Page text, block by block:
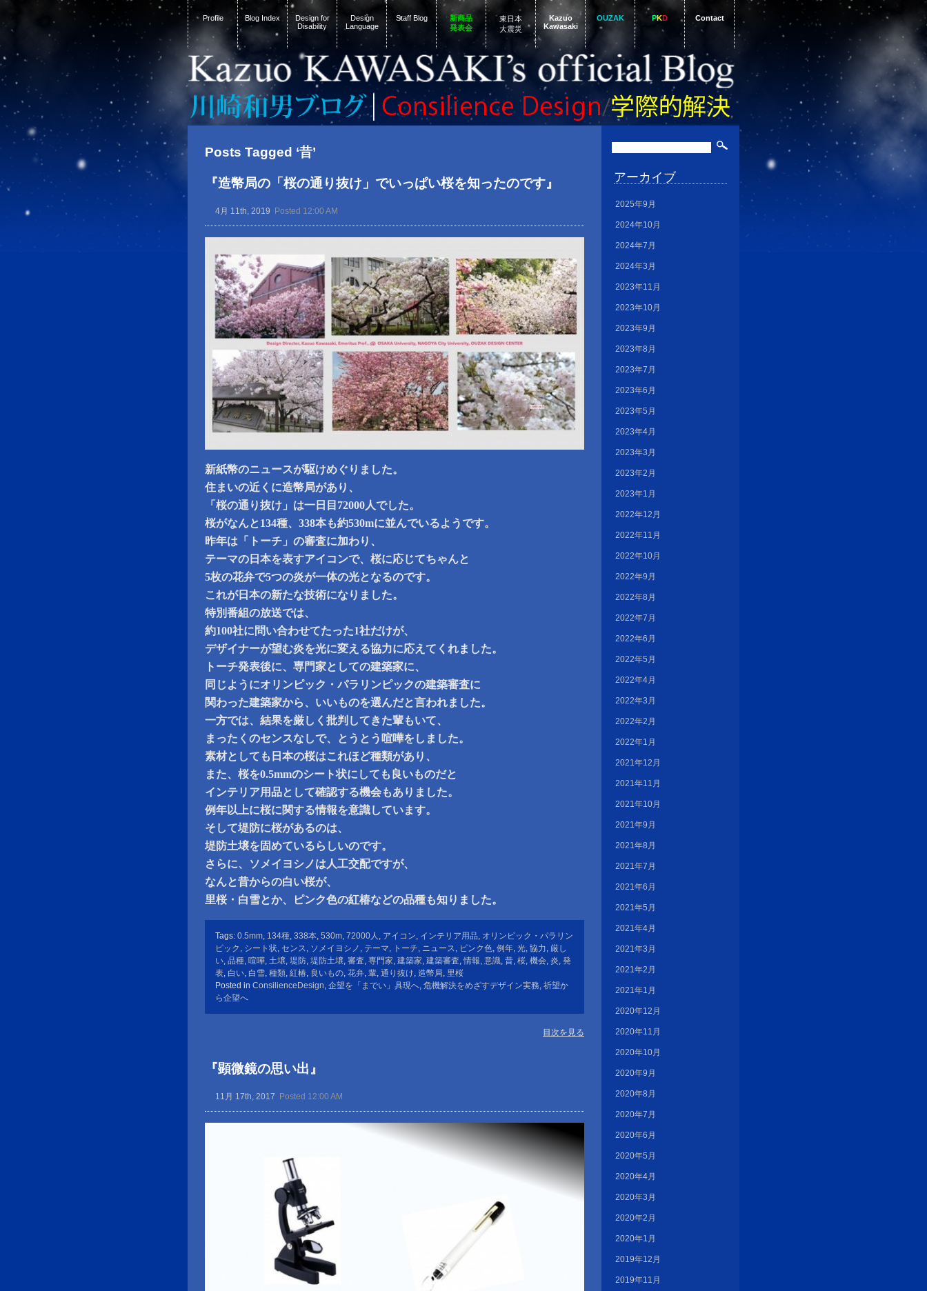
Profile Blog Index
Design for
Disability
Design
Language
Staff Blog
新商品
発表会
東日本
大震災
Kazuo
Kawasaki
OUZAK PKD Contact
Posts Tagged ‘昔’
『造幣局の「桜の通り抜け」でいっぱい桜を知ったのです』
4月 11th, 2019 Posted 12:00 AM
新紙幣のニュースが駆けめぐりました。
住まいの近くに造幣局があり、
「桜の通り抜け」は一日目72000人でした。
桜がなんと134種、338本も約530mに並んでいるようです。
昨年は「トーチ」の審査に加わり、
テーマの日本を表すアイコンで、桜に応じてちゃんと
5枚の花弁で5つの炎が一体の光となるのです。
これが日本の新たな技術になりました。
特別番組の放送では、
約100社に問い合わせてたった1社だけが、
デザイナーが望む炎を光に変える協力に応えてくれました。
トーチ発表後に、専門家としての建築家に、
同じようにオリンピック・パラリンピックの建築審査に
関わった建築家から、いいものを選んだと言われました。
一方では、結果を厳しく批判してきた輩もいて、
まったくのセンスなしで、とうとう喧嘩をしました。
素材としても日本の桜はこれほど種類があり、
また、桜を0.5mmのシート状にしても良いものだと
インテリア用品として確認する機会もありました。
例年以上に桜に関する情報を意識しています。
そして堤防に桜があるのは、
堤防土壌を固めているらしいのです。
さらに、ソメイヨシノは人工交配ですが、
なんと昔からの白い桜が、
里桜・白雪とか、ピンク色の紅椿などの品種も知りました。
Tags: 0.5mm, 134種, 338本, 530m, 72000人 , アイコン, インテリア用品, オリンピック・パラリン
ピック , シート状, センス, ソメイヨシノ , テーマ, トーチ, ニュース, ピンク色, 例年, 光, 協力, 厳し
い, 品種, 喧嘩, 土壌, 堤防, 堤防土壌, 審査, 専門家, 建築家, 建築審査,情報, 意識, 昔, 桜, 機会, 炎, 発
表, 白い, 白雪, 種類, 紅椿, 良いもの, 花弁, 輩, 通り抜け, 造幣局, 里桜
Posted in ConsilienceDesign, 企望を「までい」具現へ, 危機解決をめざすデザイン実務, 祈望か
ら企望へ
目次を見る
『顕微鏡の思い出』
11月 17th, 2017 Posted 12:00 AM
アーカイブ
2025年9月
2024年10月
2024年7月
2024年3月
2023年11月
2023年10月
2023年9月
2023年8月
2023年7月
2023年6月
2023年5月
2023年4月
2023年3月
2023年2月
2023年1月
2022年12月
2022年11月
2022年10月
2022年9月
2022年8月
2022年7月
2022年6月
2022年5月
2022年4月
2022年3月
2022年2月
2022年1月
2021年12月
2021年11月
2021年10月
2021年9月
2021年8月
2021年7月
2021年6月
2021年5月
2021年4月
2021年3月
2021年2月
2021年1月
2020年12月
2020年11月
2020年10月
2020年9月
2020年8月
2020年7月
2020年6月
2020年5月
2020年4月
2020年3月
2020年2月
2020年1月
2019年12月
2019年11月